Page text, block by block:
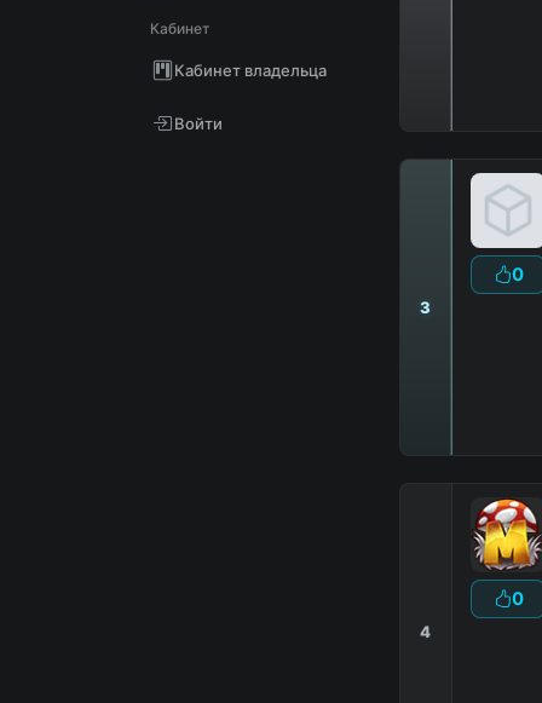
Кабинет
Кабинет владельца
Войти
3
0
4
0